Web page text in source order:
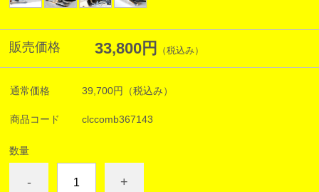
販売価格 33,800円 （税込み）
通常価格 39,700円 （税込み）
商品コード clccomb367143
数量
- +